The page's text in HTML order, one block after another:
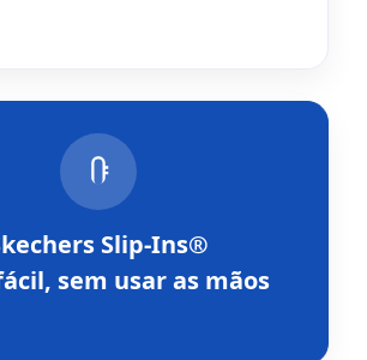
Slip-Ins®
sem usar as mãos